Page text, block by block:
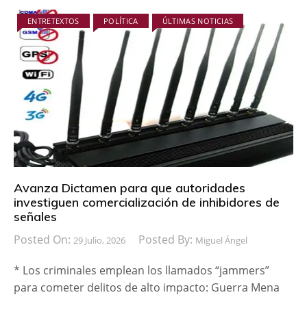
ENTRETEXTOS POLÍTICA ÚLTIMAS NOTICIAS
Avanza Dictamen para que autoridades
investiguen comercialización de inhibidores de
señales
Posted On: 29 Julio, 2026 Posted By: Miguel Ángel
* Los criminales emplean los llamados “jammers”
para cometer delitos de alto impacto: Guerra Mena